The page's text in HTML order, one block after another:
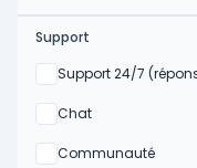
Support
Support 24/7
Non
Chat
Non
Communauté
Non